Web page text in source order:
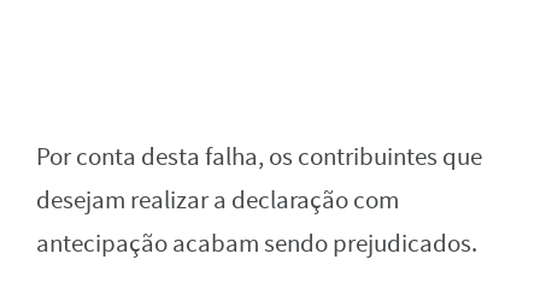
Por conta desta falha, os contribuintes que
desejam realizar a declaração com
antecipação acabam sendo prejudicados.